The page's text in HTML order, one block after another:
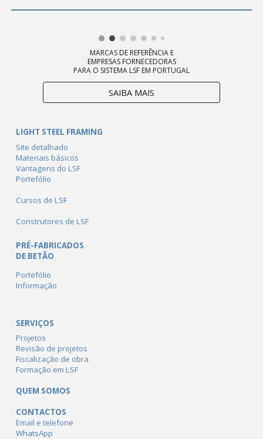
MARCAS DE REFERÊNCIA E
EMPRESAS FORNECEDORAS
PARA O SISTEMA LSF EM PORTUGAL
SAIBA MAIS
LIGHT STEEL FRAMING
Site detalhado
Materiais básicos
Vantagens do LSF
Portefólio
Cursos de LSF
Construtores de LSF
PRÉ-FABRICADOS
DE BETÃO
Portefólio
Informação
SERVIÇOS
Projetos
Revisão de projetos
Fiscalização de obra
Formação em LSF
QUEM SOMOS
CONTACTOS
Email e telefone
WhatsApp